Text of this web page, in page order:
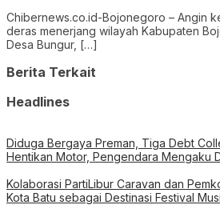
Chibernews.co.id-Bojonegoro – Angin
deras menerjang wilayah Kabupaten
Desa Bungur, […]
Berita Terkait
Headlines
Diduga Bergaya Preman, Tiga Debt
Hentikan Motor, Pengendara Mengaku
Kolaborasi PartiLibur Caravan dan
Kota Batu sebagai Destinasi Festival